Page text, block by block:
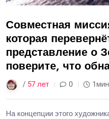
Совместная
которая
представление о
поверите, что
/ 57 лет 0
На концепции этого